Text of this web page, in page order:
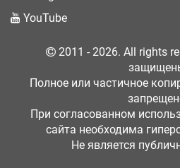
YouTube
2011 - 2026. All rights
Полное или частичное
При согласованном
сайта необходима
Не является